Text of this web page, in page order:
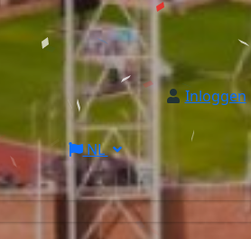
Inloggen
NL